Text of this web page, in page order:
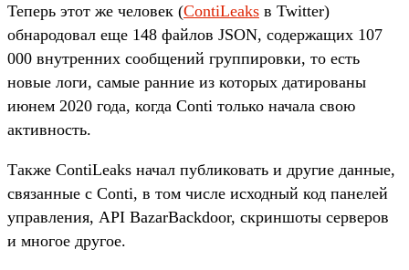
Теперь этот же человек (ContiLeaks в Twitter)
обнародовал еще 148 файлов JSON, содержащих 107
000 внутренних сообщений группировки, то есть
новые логи, самые ранние из которых датированы
июнем 2020 года, когда Conti только начала свою
активность.
Также ContiLeaks начал публиковать и другие данные,
связанные с Conti, в том числе исходный код панелей
управления, API BazarBackdoor, скриншоты серверов
и многое другое.